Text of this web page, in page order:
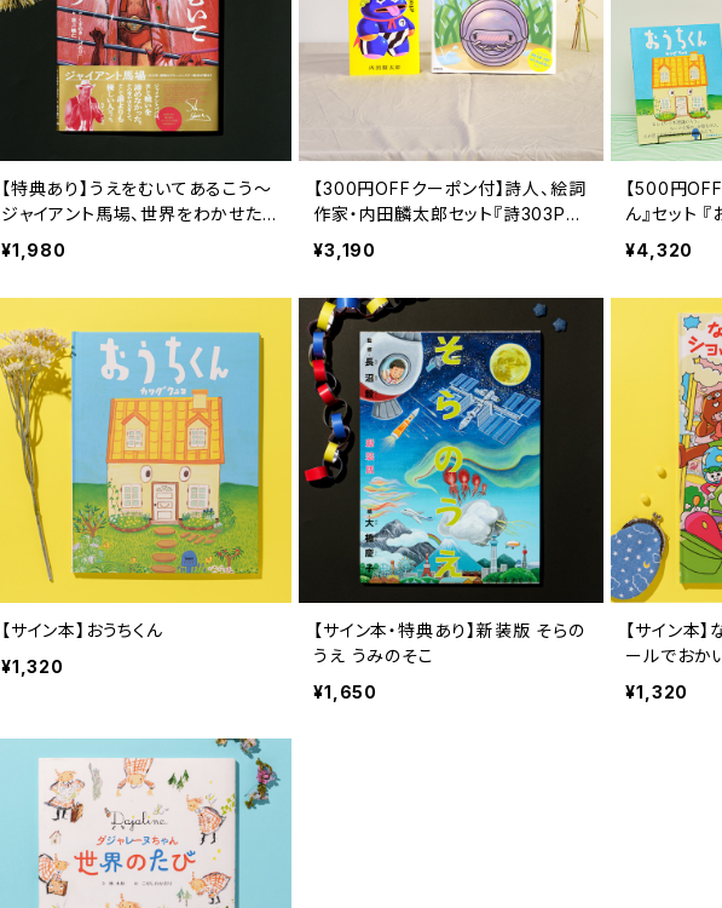
【特典あり】うえをむいてあるこう〜
ジャイアント馬場、世界をわかせた
最初のショーヘイ
¥1,980
【300円OFFクーポン付】詩人、絵詞
作家・内田麟太郎セット『詩303P
内田麟太郎』 『あのね あのね』
¥3,190
【500円
ん』セット
バッグ
¥4,320
【サイン本】おうちくん
¥1,320
【サイン本・特典あり】新装版 そらの
うえ うみのそこ
¥1,650
【サイン本
ールでおか
¥1,320